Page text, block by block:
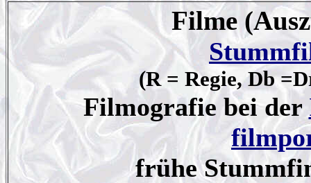
Filme
(R = Regie, Db
Filmografie bei der
frühe